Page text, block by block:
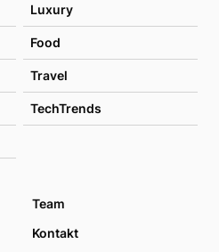
Luxury
Food
Travel
TechTrends
Team
Kontakt